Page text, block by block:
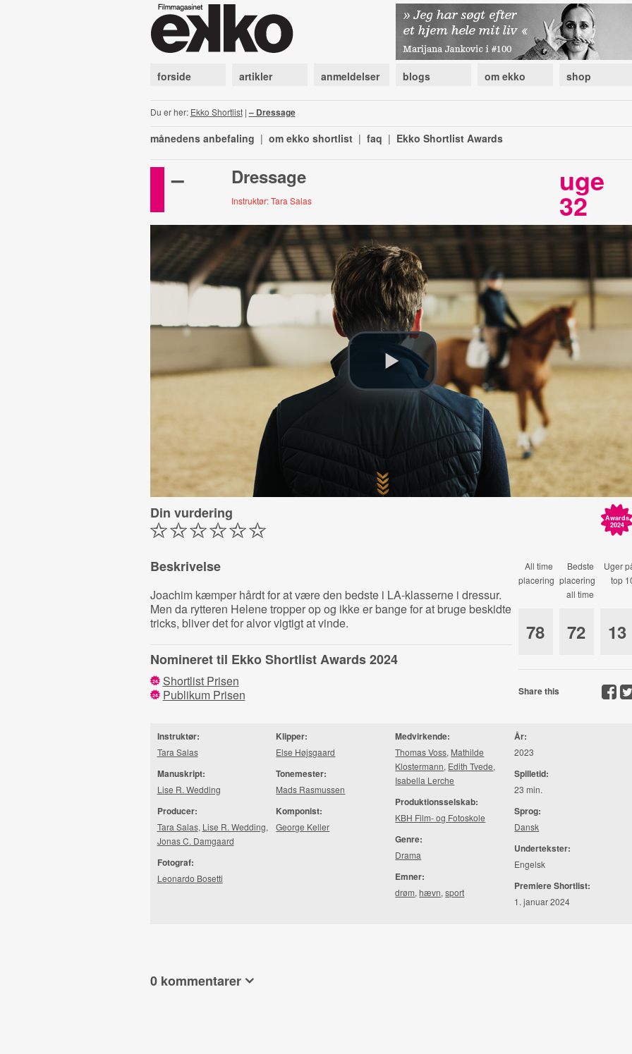
forside artikler anmeldelser blogs om ekko shop
Du er her: Ekko Shortlist| – Dressage
månedens anbefaling | om ekko shortlist | faq | Ekko Shortlist Awards
– Dressage
Instruktør: Tara Salas
uge
32
Din vurdering Awards
2024
Beskrivelse
Joachim kæmper hårdt for at være den bedste i LA-klasserne i dressur.
Men da rytteren Helene tropper op og ikke er bange for at bruge beskidte
tricks, bliver det for alvor vigtigt at vinde.
Nomineret til Ekko Shortlist Awards 2024
24 Shortlist Prisen
24 Publikum Prisen
All time
placering
Bedste
placering
all time
Uger
top
78 72 13
Share this
Instruktør:
Tara Salas
Manuskript:
Lise R. Wedding
Producer:
Tara Salas, Lise R. Wedding,
Jonas C. Damgaard
Fotograf:
Leonardo Bosetti
Klipper:
Else Højsgaard
Tonemester:
Mads Rasmussen
Komponist:
George Keller
Medvirkende:
Thomas Voss, Mathilde
Klostermann, Edith Tvede,
Isabella Lerche
Produktionsselskab:
KBH Film- og Fotoskole
Genre:
Drama
Emner:
drøm,hævn,sport
År:
2023
Spilletid:
23 min.
Sprog:
Dansk
Undertekster:
Engelsk
Premiere Shortlist:
1. januar 2024
0 kommentarer